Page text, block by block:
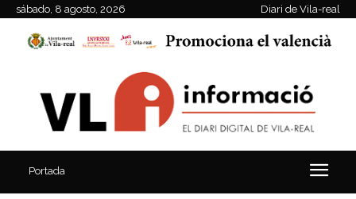
sábado, 8 agosto, 2026 Diari de Vila-real
Portada